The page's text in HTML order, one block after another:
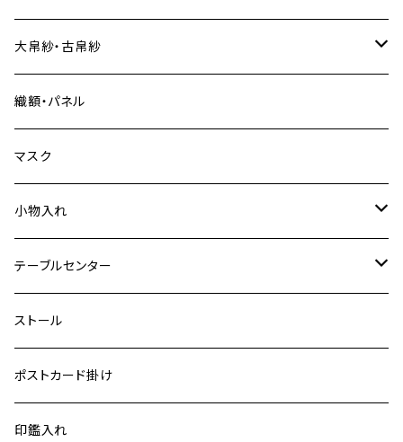
大帛紗・古帛紗
特裂
普通裂
織額・パネル
マスク
小物入れ
特裂
普通裂
テーブルセンター
中
小
大
ストール
ポストカード掛け
印鑑入れ